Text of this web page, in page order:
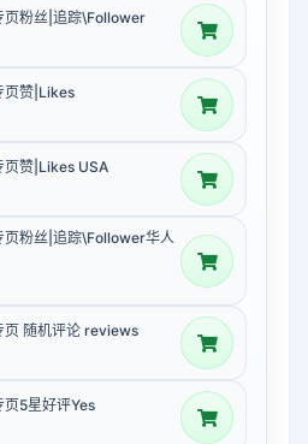
页粉丝|追踪\Follower
页赞|Likes
页赞|Likes USA
页粉丝|追踪\Follower华人
页 随机评论 reviews
页5星好评Yes